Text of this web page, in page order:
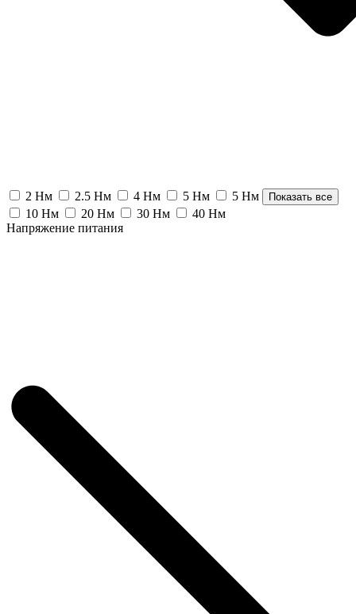
2 Нм 2.5 Нм 4 Нм 5 Нм 5 Нм Показать все
10 Нм 20 Нм 30 Нм
40 Нм
Напряжение питания